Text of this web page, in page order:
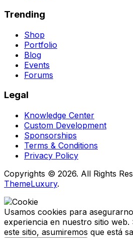
Trending
Shop
Portfolio
Blog
Events
Forums
Legal
Knowledge Center
Custom Development
Sponsorships
Terms & Conditions
Privacy Policy
Copyrights © 2026. All Rights
ThemeLuxury.
Usamos cookies para
experiencia en nuestro sitio web.
este sitio, asumiremos que está